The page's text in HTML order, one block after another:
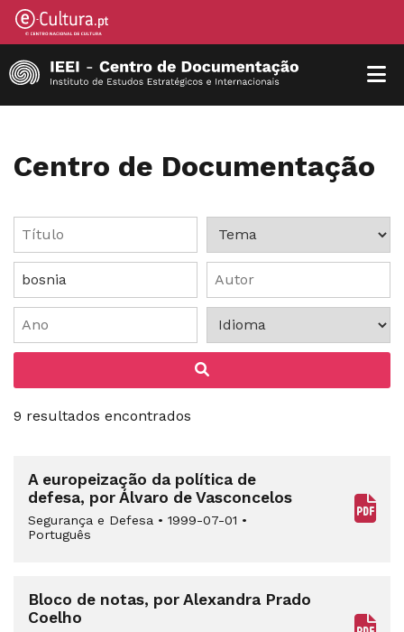
Centro de Documentação
9 resultados encontrados
A europeização da política de
defesa, por Álvaro de Vasconcelos
Segurança e Defesa • 1999-07-01 •
Português
Bloco de notas, por Alexandra Prado
Coelho